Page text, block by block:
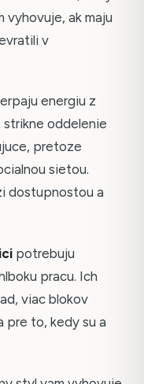
vyhovuje, ak maju
v
energiu z
strikne oddelenie
pretoze
sietou.
dostupnostou a
potrebuju
pracu. Ich
viac blokov
pre to, kedy su a